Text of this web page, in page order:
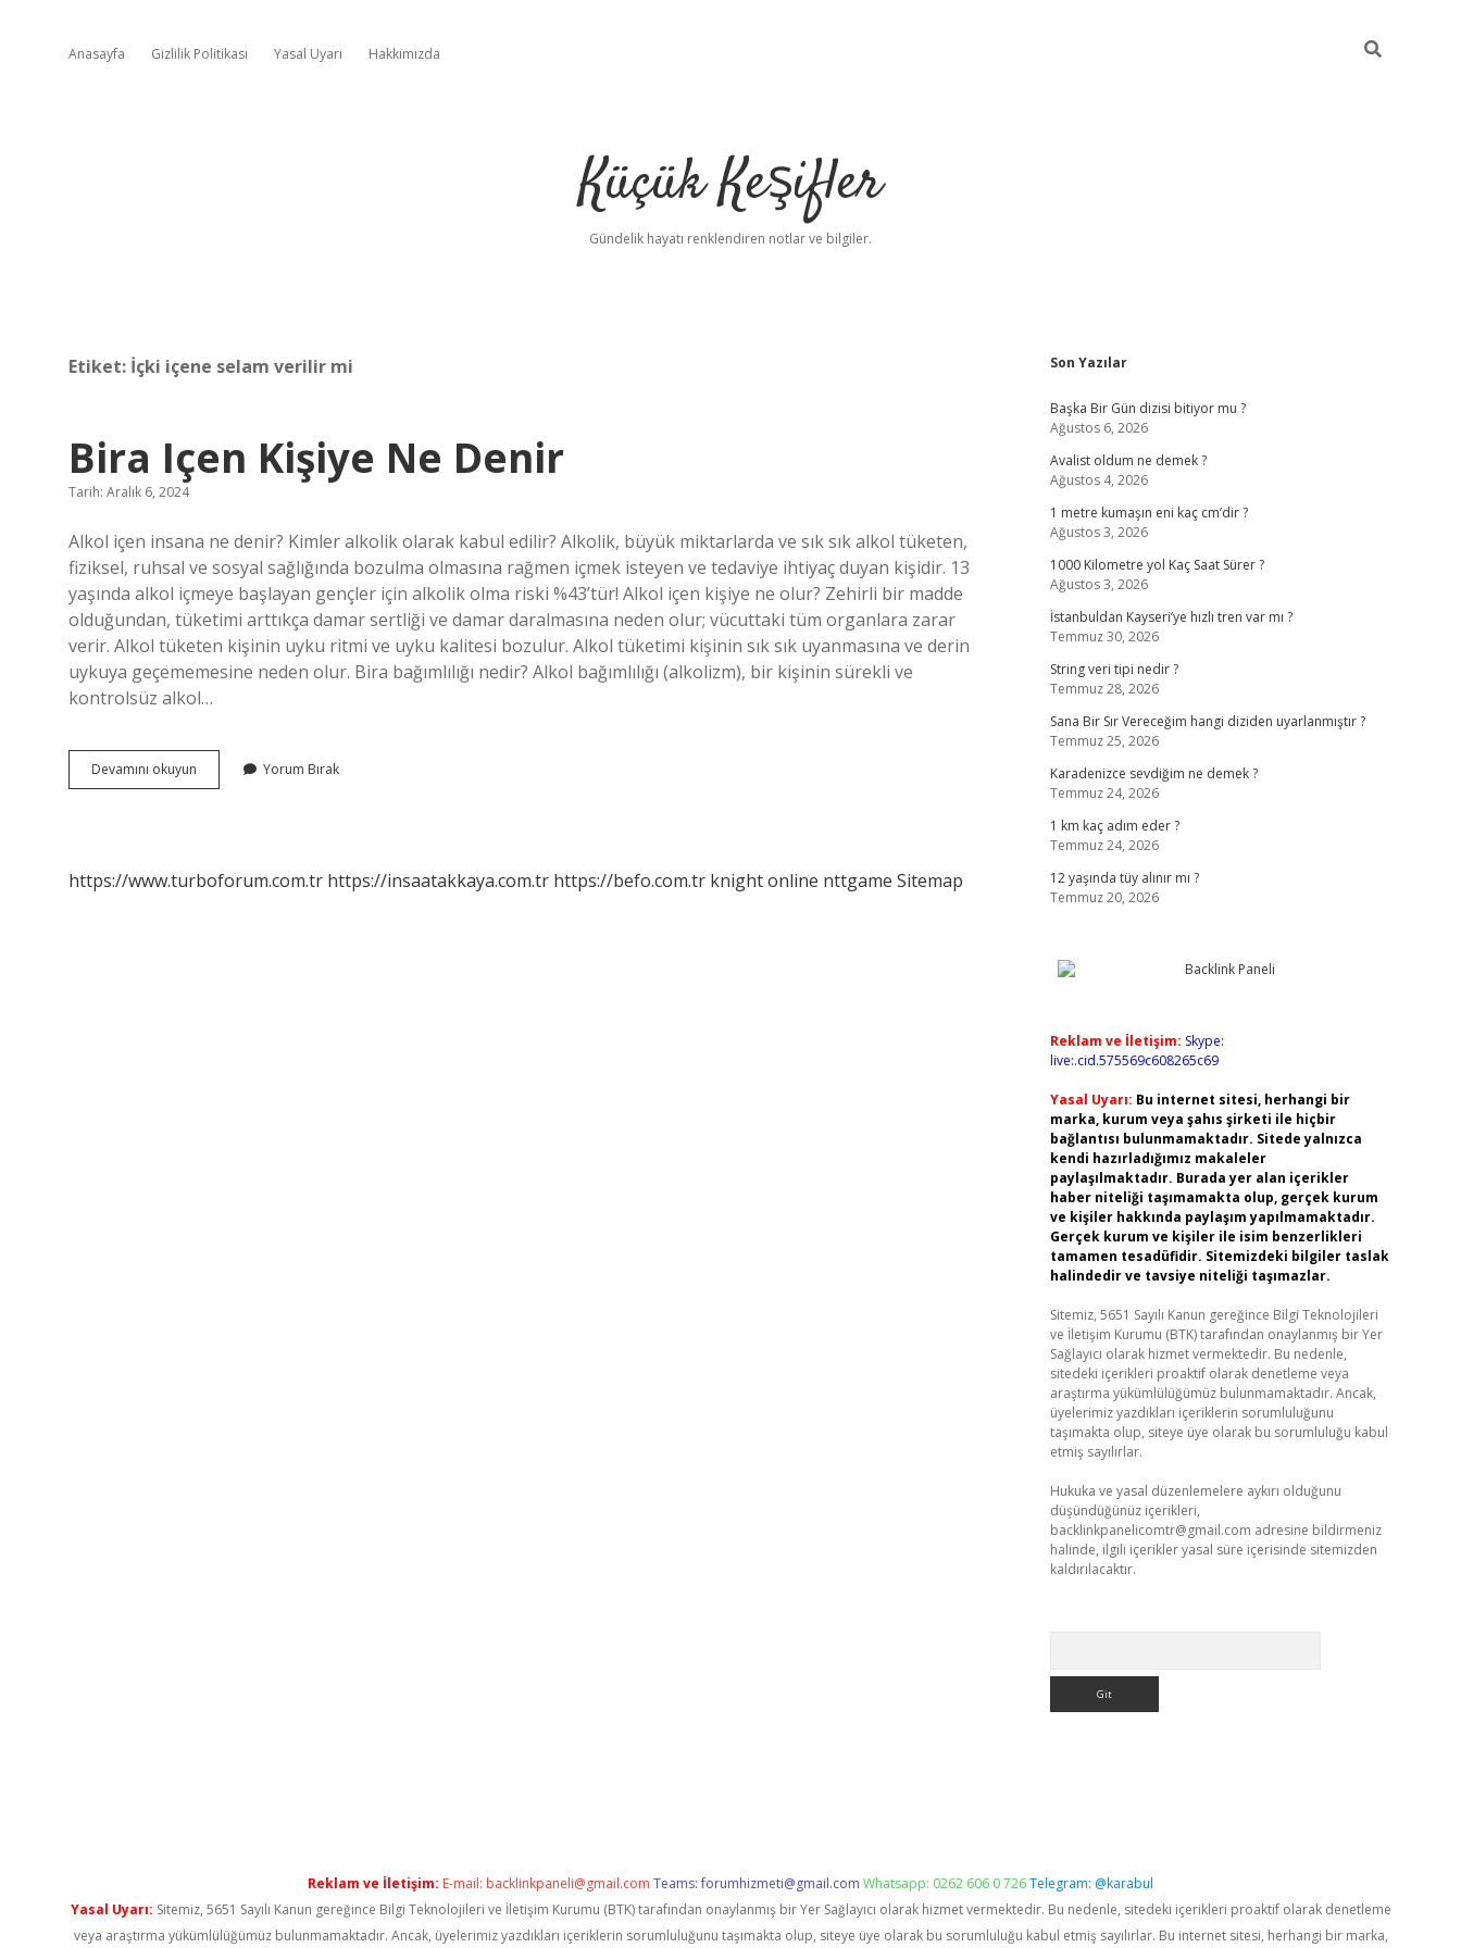
Anasayfa Gizlilik Politikası Yasal Uyarı Hakkımızda
Küçük Keşifler
Gündelik hayatı renklendiren notlar ve bilgiler.
Etiket: İçki içene selam verilir mi
Bira Içen Kişiye Ne Denir
Tarih: Aralık 6, 2024
Alkol içen insana ne denir? Kimler alkolik olarak kabul edilir? Alkolik, büyük miktarlarda ve sık sık alkol tüketen,
fiziksel, ruhsal ve sosyal sağlığında bozulma olmasına rağmen içmek isteyen ve tedaviye ihtiyaç duyan kişidir. 13
yaşında alkol içmeye başlayan gençler için alkolik olma riski %43’tür! Alkol içen kişiye ne olur? Zehirli bir madde
olduğundan, tüketimi arttıkça damar sertliği ve damar daralmasına neden olur; vücuttaki tüm organlara zarar
verir. Alkol tüketen kişinin uyku ritmi ve uyku kalitesi bozulur. Alkol tüketimi kişinin sık sık uyanmasına ve derin
uykuya geçememesine neden olur. Bira bağımlılığı nedir? Alkol bağımlılığı (alkolizm), bir kişinin sürekli ve
kontrolsüz alkol…
Devamını okuyun
Içen
Yorum Bırak
https://www.turboforum.com.tr https://insaatakkaya.com.tr https://befo.com.tr knight online nttgame Sitemap
Sidebar
Son Yazılar
Başka Bir Gün dizisi bitiyor mu ?
Ağustos 6, 2026
Avalist oldum ne demek ?
Ağustos 4, 2026
1 metre kumaşın eni kaç cm’dir ?
Ağustos 3, 2026
1000 Kilometre yol Kaç Saat Sürer ?
Ağustos 3, 2026
İstanbuldan Kayseri’ye hızlı tren var mı ?
Temmuz 30, 2026
String veri tipi nedir ?
Temmuz 28, 2026
Sana Bir Sır Vereceğim hangi diziden uyarlanmıştır ?
Temmuz 25, 2026
Karadenizce sevdiğim ne demek ?
Temmuz 24, 2026
1 km kaç adım eder ?
Temmuz 24, 2026
12 yaşında tüy alınır mı ?
Temmuz 20, 2026
Reklam ve İletişim: Skype:
live:.cid.575569c608265c69
Yasal Uyarı: Bu internet sitesi, herhangi bir
marka, kurum veya şahıs şirketi ile hiçbir
bağlantısı bulunmamaktadır. Sitede yalnızca
kendi hazırladığımız makaleler
paylaşılmaktadır. Burada yer alan içerikler
haber niteliği taşımamakta olup, gerçek kurum
ve kişiler hakkında paylaşım yapılmamaktadır.
Gerçek kurum ve kişiler ile isim benzerlikleri
tamamen tesadüfidir. Sitemizdeki bilgiler taslak
halindedir ve tavsiye niteliği taşımazlar.
Sitemiz, 5651 Sayılı Kanun gereğince Bilgi Teknolojileri
ve İletişim Kurumu (BTK) tarafından onaylanmış bir Yer
Sağlayıcı olarak hizmet vermektedir. Bu nedenle,
sitedeki içerikleri proaktif olarak denetleme veya
araştırma yükümlülüğümüz bulunmamaktadır. Ancak,
üyelerimiz yazdıkları içeriklerin sorumluluğunu
taşımakta olup, siteye üye olarak bu sorumluluğu kabul
etmiş sayılırlar.
Hukuka ve yasal düzenlemelere aykırı olduğunu
düşündüğünüz içerikleri,
backlinkpanelicomtr@gmail.com adresine bildirmeniz
halinde, ilgili içerikler yasal süre içerisinde sitemizden
kaldırılacaktır.
Reklam ve İletişim: E-mail: backlinkpaneli@gmail.com Teams:forumhizmeti@gmail.com Whatsapp: 0262 606 0 726Telegram: @karabul
Yasal Uyarı: Sitemiz, 5651 Sayılı Kanun gereğince Bilgi Teknolojileri ve İletişim Kurumu (BTK) tarafından onaylanmış bir Yer Sağlayıcı olarak hizmet vermektedir. Bu nedenle, sitedeki içerikleri proaktif olarak denetleme
veya araştırma yükümlülüğümüz bulunmamaktadır. Ancak, üyelerimiz yazdıkları içeriklerin sorumluluğunu taşımakta olup, siteye üye olarak bu sorumluluğu kabul etmiş sayılırlar. Bu internet sitesi, herhangi bir marka,